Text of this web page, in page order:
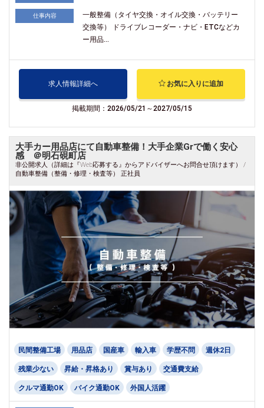
仕事内容
一般整備（タイヤ交換・オイル交換・バッテリー
交換等） ドライブレコーダー・ナビ・ETCなどカ
ー用品...
求人情報詳細へ お気に入りに追加
掲載期間：2026/05/21～2027/05/15
大手カー用品店にて自動車整備！大手企業Grで働く安心
感 ＠明石硯町店
非公開求人（詳細は『Web応募する』からアドバイザーへお問合せ頂けます） /
自動車整備（整備・修理・検査等） 正社員
民間整備工場 用品店 国産車 輸入車 学歴不問 週休2日
残業少ない 昇給・昇格あり 賞与あり 交通費支給
クルマ通勤OK バイク通勤OK 外国人活躍